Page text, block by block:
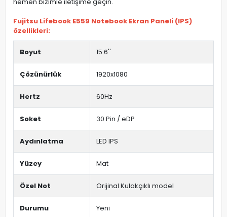
Fujitsu Lifebook E559 Notebook Ekran Paneli (IPS)
özellikleri:
Boyut 15.6''
Çözünürlük 1920x1080
Hertz 60Hz
Soket 30 Pin / eDP
Aydınlatma LED IPS
Yüzey Mat
Özel Not Orijinal Kulakçıklı model
Durumu Yeni